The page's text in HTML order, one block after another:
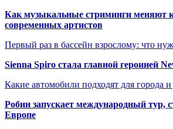
Как музыкальные стриминги меняют
современных артистов
Первый раз в бассейн взрослому: что
Sienna Spiro стала главной героиней
Какие автомобили подходят для города
Робин запускает международный тур,
Европе